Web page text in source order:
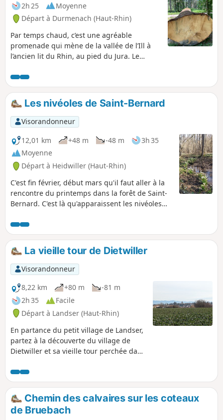
2h 25
Moyenne
Départ à Durmenach (Haut-Rhin)
Par temps chaud, c’est une agréable
promenade qui mène de la vallée de l’Ill à
l’ancien lit du Rhin, au pied du Jura. Le
repos et conduit à une étrange crypte,
dernier vestige d’un couvent anéanti par la
Révolution, où plane encore l’ombre d’un
poète proscrit.
Les nivéoles de Saint-Bernard
Visorandonneur
12,01 km
+48 m -48 m
3h 35
Moyenne
Départ à Heidwiller (Haut-Rhin)
C'est fin février, début mars qu'il faut aller à la
rencontre du printemps dans la forêt de Saint-
Bernard. C'est là qu'apparaissent les nivéoles
La vieille tour de Dietwiller
Visorandonneur
8,22 km
+80 m
-81 m
2h 35
Facile
Départ à Landser (Haut-Rhin)
En partance du petit village de Landser,
partez à la découverte du village de
Dietwiller et sa vieille tour perchée dans
Chemin des calvaires sur les coteaux
de Bruebach